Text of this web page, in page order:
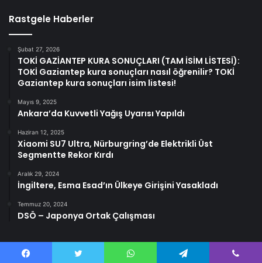
Rastgele Haberler
Şubat 27, 2026
TOKİ GAZİANTEP KURA SONUÇLARI (TAM İSİM LİSTESİ):
TOKİ Gaziantep kura sonuçları nasıl öğrenilir? TOKİ
Gaziantep kura sonuçları isim listesi!
Mayıs 9, 2025
Ankara’da Kuvvetli Yağış Uyarısı Yapıldı
Haziran 12, 2025
Xiaomi SU7 Ultra, Nürburgring’de Elektrikli Üst
Segmentte Rekor Kırdı
Aralık 29, 2024
İngiltere, Esma Esad’ın Ülkeye Girişini Yasakladı
Temmuz 20, 2024
DSÖ – Japonya Ortak Çalışması